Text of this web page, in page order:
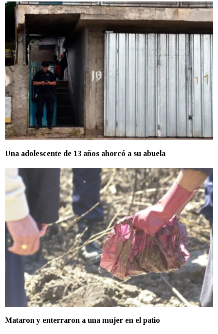
Una adolescente de 13 años ahorcó a su abuela
Mataron y enterraron a una mujer en el patio